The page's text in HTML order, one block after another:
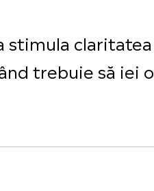
stimula claritatea
trebuie să iei o